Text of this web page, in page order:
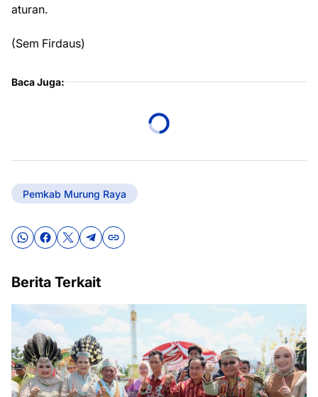
aturan.
(Sem Firdaus)
Baca Juga:
Pemkab Murung Raya
Berita Terkait